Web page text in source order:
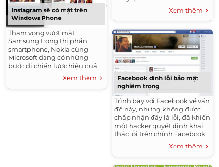
Instagram sẽ có mặt trên
Windows Phone
Tham vọng vượt mặt
Samsung trong thị phần
smartphone, Nokia cùng
Microsoft đang có những
bước đi chiến lược hiệu quả.
Gần đây nhất là tuyên bố về
sự có mặt của ứng dụng chia
sẻ hình ảnh Instagram trên
Xem thêm
Xem thêm
Facebook dính lỗi bảo mật
nghiêm trọng
Trình bày với Facebook về vấn
đề này, nhưng không được
chấp nhận đây là lỗi, đã khiến
một hacker quyết định khai
thác lỗi trên chính Facebook
của CEO Facebook, Mark
Zuckerberg để chứng minh
quan điểm của mình.
Xem thêm